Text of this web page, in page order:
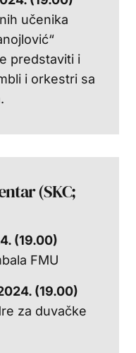
učenika
predstaviti i
i orkestri sa
(SKC;
(19.00)
FMU
(19.00)
za duvačke